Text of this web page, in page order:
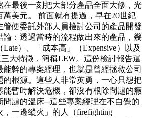
在最後一刻把大部分產品全面大修，光
萬美元。 前面就有提過，早在20世紀
管便委託外部人員檢討公司的產品開發
論：透過當時的流程做出來的產品，幾
）、「成本高」（Expensive）以及
三大特徵，簡稱LEW。這份檢討報告還
幹的專案經理，也就是曾經拯救公司
的根源。這些人非常英勇，一心只想把
能暫時解決危機，卻沒有根除問題的癥
問題的溫床─這些專案經理在不自覺的
一邊縱火」的人（firefighting